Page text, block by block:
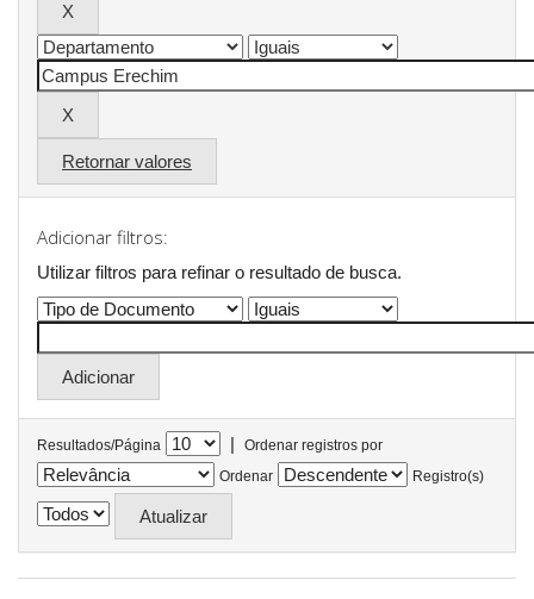
Retornar valores
Adicionar filtros:
Utilizar filtros para refinar o resultado de busca.
Resultados/Página |
Ordenar registros por
Ordenar
Registro(s)